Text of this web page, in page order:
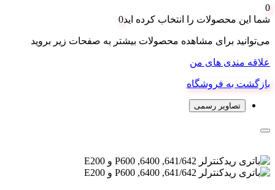
0
شما این محصولات را انتخاب کرده اید0
می‌توانید برای مشاهده محصولات بیشتر به صفحات زیر بروید
علاقه مندی های من
بازگشت به فروشگاه
تصاویر رسمی